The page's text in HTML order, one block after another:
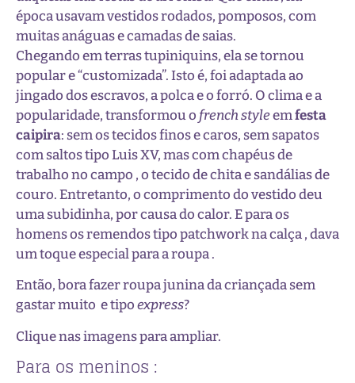
época usavam vestidos rodados, pomposos, com
muitas anáguas e camadas de saias.
Chegando em terras tupiniquins, ela se tornou
popular e “customizada”. Isto é, foi adaptada ao
jingado dos escravos, a polca e o forró. O clima e a
popularidade, transformou o french styleemfesta
caipira: sem os tecidos finos e caros, sem sapatos
com saltos tipo Luis XV, mas com chapéus de
trabalho no campo , o tecido de chita e sandálias de
couro. Entretanto, o comprimento do vestido deu
uma subidinha, por causa do calor. E para os
homens os remendos tipo patchwork na calça , dava
um toque especial para a roupa .
Então, bora fazer roupa junina da criançada sem
gastar muito e tipoexpress?
Clique nas imagens para ampliar.
Para os meninos :